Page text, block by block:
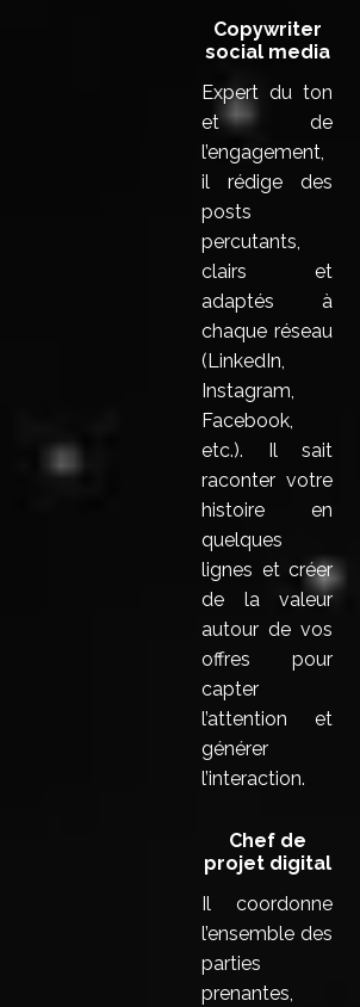
Copywriter
social media
Expert du ton
et de
l’engagement,
il rédige des
posts
percutants,
clairs et
adaptés à
chaque réseau
(LinkedIn,
Instagram,
Facebook,
etc.). Il sait
raconter votre
histoire en
quelques
lignes et créer
de la valeur
autour de vos
offres pour
capter
l’attention et
générer
l’interaction.
Chef de
projet digital
Il coordonne
l’ensemble des
parties
prenantes,